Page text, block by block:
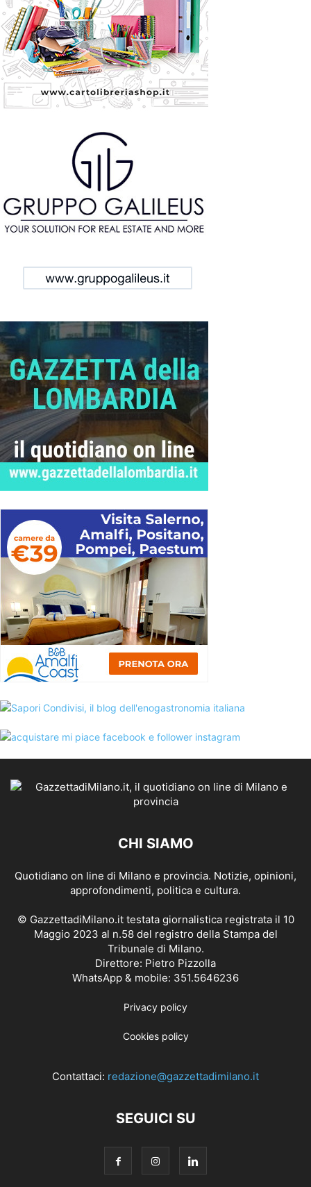
CHI SIAMO
Quotidiano on line di Milano e provincia. Notizie, opinioni,
approfondimenti, politica e cultura.
© GazzettadiMilano.it testata giornalistica registrata il 10
Maggio 2023 al n.58 del registro della Stampa del
Tribunale di Milano.
Direttore: Pietro Pizzolla
WhatsApp & mobile: 351.5646236
Privacy policy
Cookies policy
Contattaci: redazione@gazzettadimilano.it
SEGUICI SU